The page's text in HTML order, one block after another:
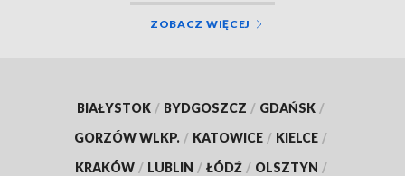
ZOBACZ WIĘCEJ
BIAŁYSTOK / BYDGOSZCZ / GDAŃSK /
GORZÓW WLKP. / KATOWICE / KIELCE /
KRAKÓW / LUBLIN / ŁÓDŹ / OLSZTYN /